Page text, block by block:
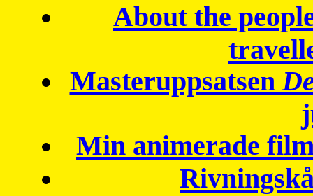
About the
Masteruppsatsen
Min animerade